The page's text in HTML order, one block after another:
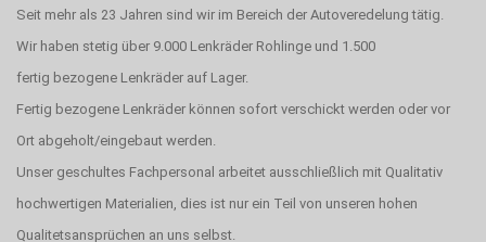
Seit mehr als 23 Jahren sind wir im Bereich der Autoveredelung tätig.
Wir haben stetig über 9.000 Lenkräder Rohlinge und 1.500
fertig bezogene Lenkräder auf Lager.
Fertig bezogene Lenkräder können sofort verschickt werden oder vor
Ort abgeholt/eingebaut werden.
Unser geschultes Fachpersonal arbeitet ausschließlich mit Qualitativ
hochwertigen Materialien, dies ist nur ein Teil von unseren hohen
Qualitetsansprüchen an uns selbst.